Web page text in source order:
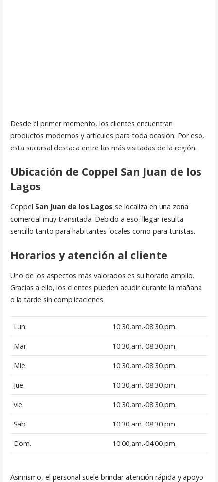
Desde el primer momento, los clientes encuentran
productos modernos y artículos para toda ocasión. Por eso,
esta sucursal destaca entre las más visitadas de la región.
Ubicación de Coppel San Juan de los
Lagos
Coppel San Juan de los Lagos se localiza en una zona
comercial muy transitada. Debido a eso, llegar resulta
sencillo tanto para habitantes locales como para turistas.
Horarios y atención al cliente
Uno de los aspectos más valorados es su horario amplio.
Gracias a ello, los clientes pueden acudir durante la mañana
o la tarde sin complicaciones.
Lun. 10:30,am.-08:30,pm.
Mar. 10:30,am.-08:30,pm.
Mie. 10:30,am.-08:30,pm.
Jue. 10:30,am.-08:30,pm.
vie. 10:30,am.-08:30,pm.
Sab. 10:30,am.-08:30,pm.
Dom. 10:00,am.-04:00,pm.
Asimismo, el personal suele brindar atención rápida y apoyo